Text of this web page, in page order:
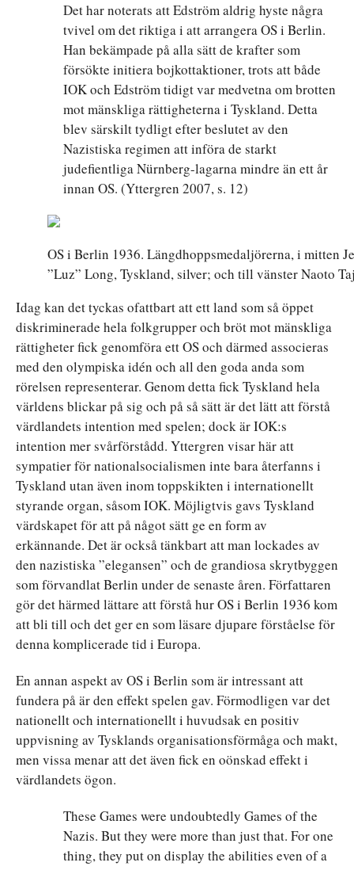
Det har noterats att Edström aldrig hyste några
tvivel om det riktiga i att arrangera OS i Berlin.
Han bekämpade på alla sätt de krafter som
försökte initiera bojkottaktioner, trots att både
IOK och Edström tidigt var medvetna om brotten
mot mänskliga rättigheterna i Tyskland. Detta
blev särskilt tydligt efter beslutet av den
Nazistiska regimen att införa de starkt
judefientliga Nürnberg-lagarna mindre än ett år
innan OS. (Yttergren 2007, s. 12)
OS i Berlin 1936. Längdhoppsmedaljörerna, i mitten
”Luz” Long, Tyskland, silver; och till vänster Naoto
Idag kan det tyckas ofattbart att ett land som så öppet
diskriminerade hela folkgrupper och bröt mot mänskliga
rättigheter fick genomföra ett OS och därmed associeras
med den olympiska idén och all den goda anda som
rörelsen representerar. Genom detta fick Tyskland hela
världens blickar på sig och på så sätt är det lätt att förstå
värdlandets intention med spelen; dock är IOK:s
intention mer svårförstådd. Yttergren visar här att
sympatier för nationalsocialismen inte bara återfanns i
Tyskland utan även inom toppskikten i internationellt
styrande organ, såsom IOK. Möjligtvis gavs Tyskland
värdskapet för att på något sätt ge en form av
erkännande. Det är också tänkbart att man lockades av
den nazistiska ”elegansen” och de grandiosa skrytbyggen
som förvandlat Berlin under de senaste åren. Författaren
gör det härmed lättare att förstå hur OS i Berlin 1936 kom
att bli till och det ger en som läsare djupare förståelse för
denna komplicerade tid i Europa.
En annan aspekt av OS i Berlin som är intressant att
fundera på är den effekt spelen gav. Förmodligen var det
nationellt och internationellt i huvudsak en positiv
uppvisning av Tysklands organisationsförmåga och makt,
men vissa menar att det även fick en oönskad effekt i
värdlandets ögon.
These Games were undoubtedly Games of the
Nazis. But they were more than just that. For one
thing, they put on display the abilities even of a